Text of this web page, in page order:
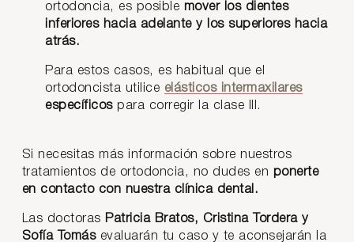
ortodoncia, es posible mover los dientes
inferiores hacia adelante y los superiores hacia
atrás.
Para estos casos, es habitual que el
ortodoncista utilice elásticos intermaxilares
específicospara corregir la clase III.
Si necesitas más información sobre nuestros
tratamientos de ortodoncia, no dudes en ponerte
en contacto con nuestra clínica dental.
Las doctoras Patricia Bratos, Cristina Tordera y
Sofía Tomásevaluarán tu caso y te aconsejarán la